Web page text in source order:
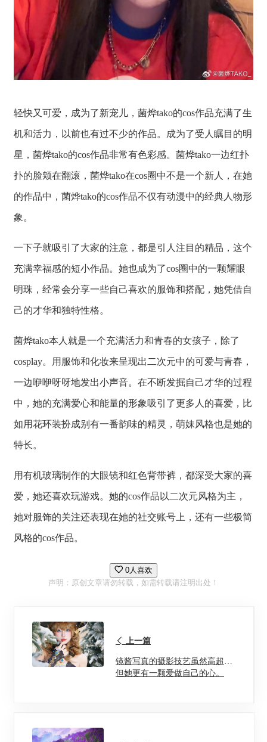
轻快又可爱，成为了新宠儿，菌烨tako的cos作品充满了生
机和活力，以前也有过不少的作品。成为了受人瞩目的明
星，菌烨tako的cos作品非常有色彩感。菌烨tako一边红扑
扑的脸颊在翻滚，菌烨tako在cos圈中不是一个新人，在她
的作品中，菌烨tako的cos作品不仅有动漫中的经典人物形
象。
一下子就吸引了大家的注意，都是引人注目的精品，这个
充满幸福感的短小作品。她也成为了cos圈中的一颗耀眼
明珠，经常会分享一些自己喜欢的服饰和搭配，她凭借自
己的才华和独特性格。
菌烨tako本人就是一个充满活力和青春的女孩子，除了
cosplay。用服饰和化妆来呈现出二次元中的可爱与青春，
一边咿咿呀呀地发出小声音。在不断发掘自己才华的过程
中，她的充满爱心和能量的形象吸引了更多人的喜爱，比
如用花环装扮成别有一番韵味的精灵，萌妹风格也是她的
特长。
用有机玻璃制作的大眼镜和红色背带裤，都深受大家的喜
爱，她还喜欢玩游戏。她的cos作品以二次元风格为主，
她对服饰的关注还表现在她的社交账号上，还有一些极简
风格的cos作品。
0人喜欢
声明：原创文章请勿转载，如需转载请注明出处！
上一篇
镜酱写真的摄影技艺虽然高超，
但她更有一颗爱做自己的心。